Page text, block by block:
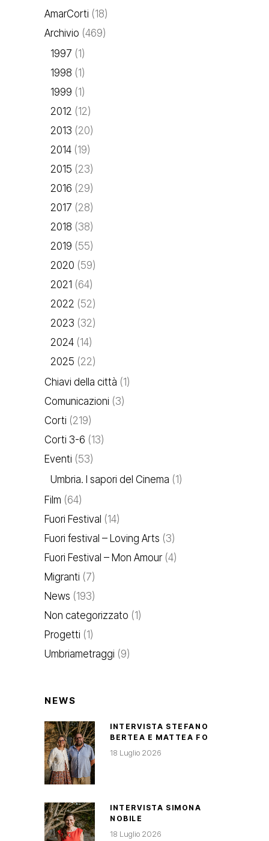
AmarCorti (18)
Archivio (469)
1997 (1)
1998 (1)
1999 (1)
2012 (12)
2013 (20)
2014 (19)
2015 (23)
2016 (29)
2017 (28)
2018 (38)
2019 (55)
2020 (59)
2021 (64)
2022 (52)
2023 (32)
2024 (14)
2025 (22)
Chiavi della città (1)
Comunicazioni (3)
Corti (219)
Corti 3-6 (13)
Eventi (53)
Umbria. I sapori del Cinema (1)
Film (64)
Fuori Festival (14)
Fuori festival – Loving Arts (3)
Fuori Festival – Mon Amour(4)
Migranti (7)
News (193)
Non categorizzato (1)
Progetti (1)
Umbriametraggi (9)
NEWS
INTERVISTA STEFANO
BERTEA E MATTEA FO
18 Luglio 2026
INTERVISTA SIMONA
NOBILE
18 Luglio 2026